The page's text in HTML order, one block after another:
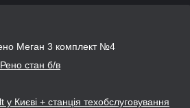
Меган 3 комплект №4
Рено стан б/в
у Києві + станція техобслуговування